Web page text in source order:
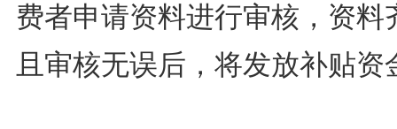
费者申请资料进行审核，资料
且审核无误后，将发放补贴资